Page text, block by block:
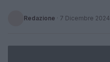
Redazione · 7 Dicembre 2024